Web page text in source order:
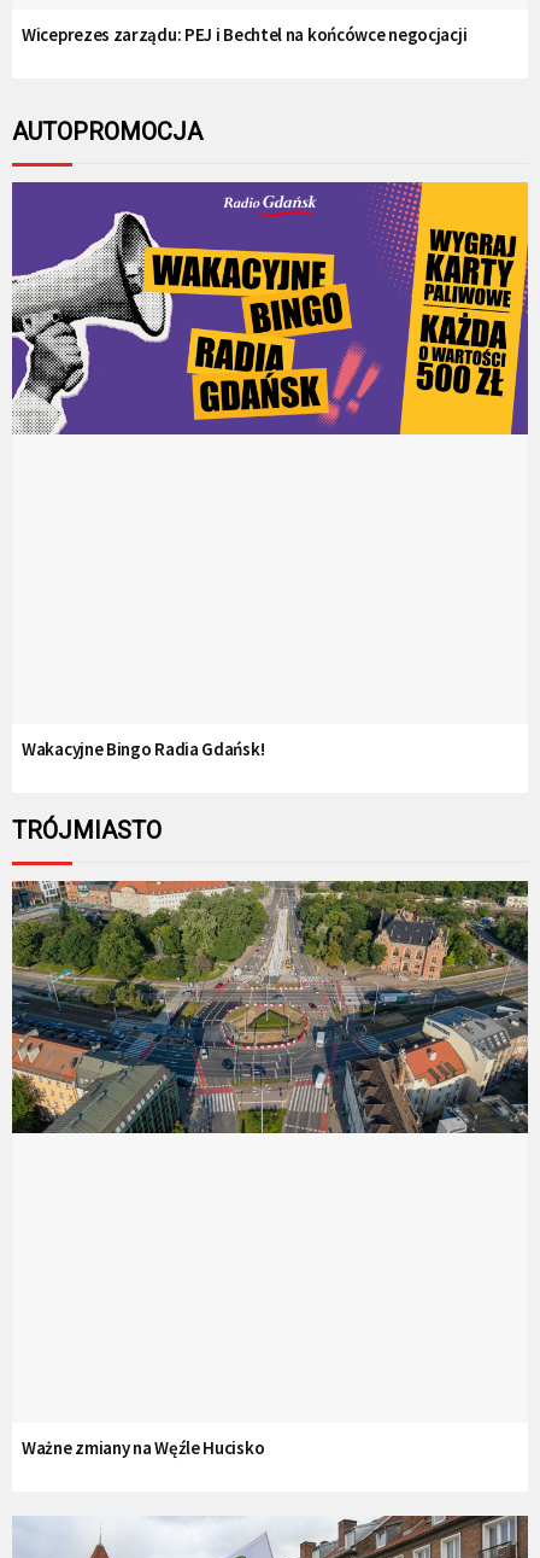
Wiceprezes zarządu: PEJ i Bechtel na końcówce negocjacji
AUTOPROMOCJA
Wakacyjne Bingo Radia Gdańsk!
TRÓJMIASTO
Ważne zmiany na Węźle Hucisko